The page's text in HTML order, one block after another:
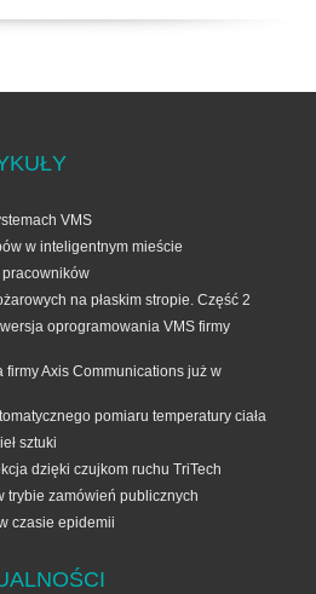
VMS
w inteligentnym mieście
na płaskim stropie. Część 2
oprogramowania VMS firmy
firmy Axis Communications już w
pomiaru temperatury ciała
sztuki
dzięki czujkom ruchu TriTech
trybie zamówień publicznych
czasie epidemii